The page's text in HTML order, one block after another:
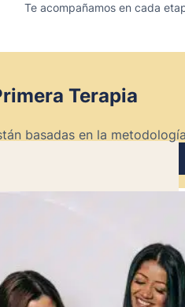
Te acompañamos en cada
Terapia
basadas en la